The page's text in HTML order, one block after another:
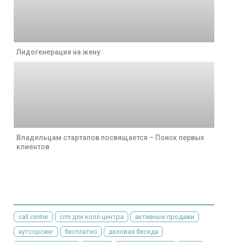
Лидогенерация на жену
Владельцам стартапов посвящается – Поиск первых
клиентов
call center crm для колл-центра
активные продажи
аутсорсинг
бесплатно
деловая беседа